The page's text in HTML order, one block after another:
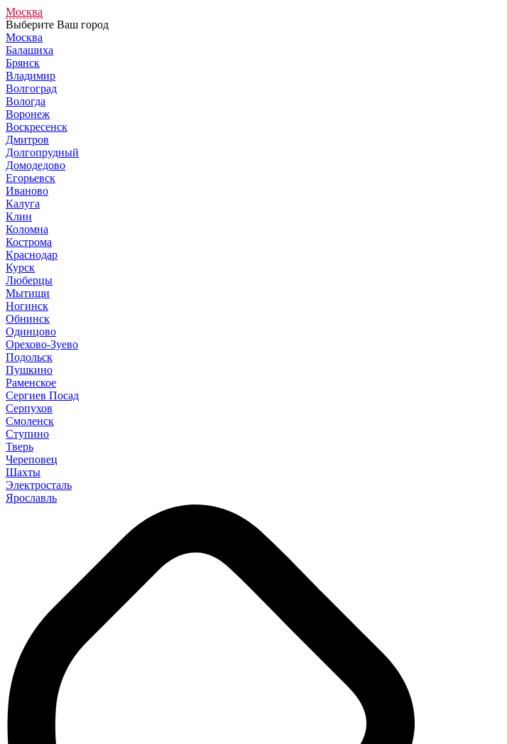
Москва
Выберите Ваш город
Москва
Балашиха
Брянск
Владимир
Волгоград
Вологда
Воронеж
Воскресенск
Дмитров
Долгопрудный
Домодедово
Егорьевск
Иваново
Калуга
Клин
Коломна
Кострома
Краснодар
Курск
Люберцы
Мытищи
Ногинск
Обнинск
Одинцово
Орехово-Зуево
Подольск
Пушкино
Раменское
Сергиев Посад
Серпухов
Смоленск
Ступино
Тверь
Череповец
Шахты
Электросталь
Ярославль